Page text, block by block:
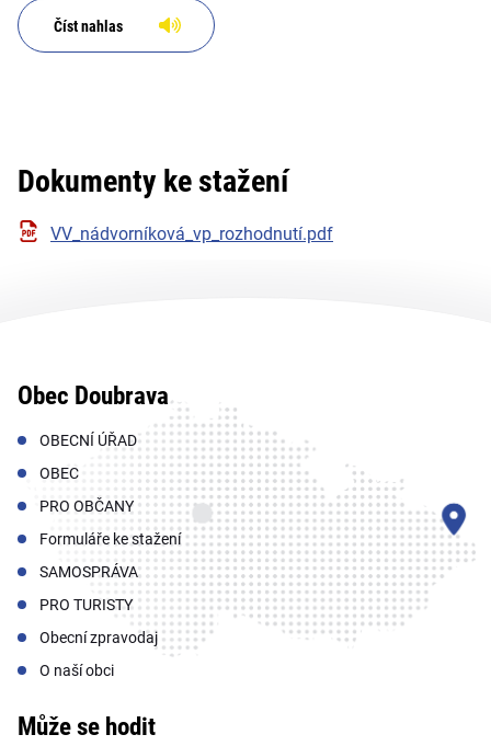
Číst nahlas
Dokumenty ke stažení
VV_nádvorníková_vp_rozhodnutí.pdf
Obec Doubrava
OBECNÍ ÚŘAD
OBEC
PRO OBČANY
Formuláře ke stažení
SAMOSPRÁVA
PRO TURISTY
Obecní zpravodaj
O naší obci
Může se hodit